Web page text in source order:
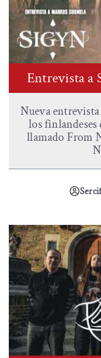
Entrevista a
Nueva
los
llamado From